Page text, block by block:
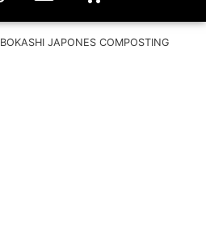
BOKASHI JAPONES COMPOSTING